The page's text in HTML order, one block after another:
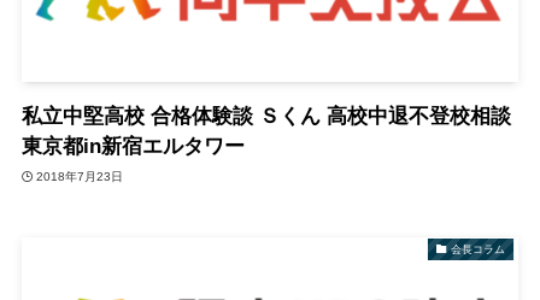
私立中堅高校 合格体験談 Ｓくん 高校中退不登校相談
東京都in新宿エルタワー
2018年7月23日
会長コラム